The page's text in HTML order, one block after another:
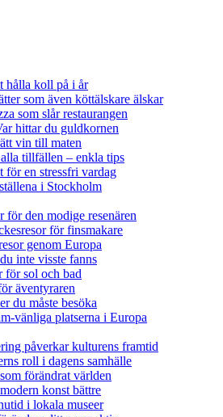
hålla koll på i år
som även köttälskare älskar
som slår restaurangen
hittar du guldkornen
vin till maten
tillfällen – enkla tips
för en stressfri vardag
i Stockholm
för den modige resenären
för finsmakare
genom Europa
inte visste fanns
för sol och bad
äventyraren
du måste besöka
vänliga platserna i Europa
påverkar kulturens framtid
roll i dagens samhälle
förändrat världen
konst bättre
i lokala museer